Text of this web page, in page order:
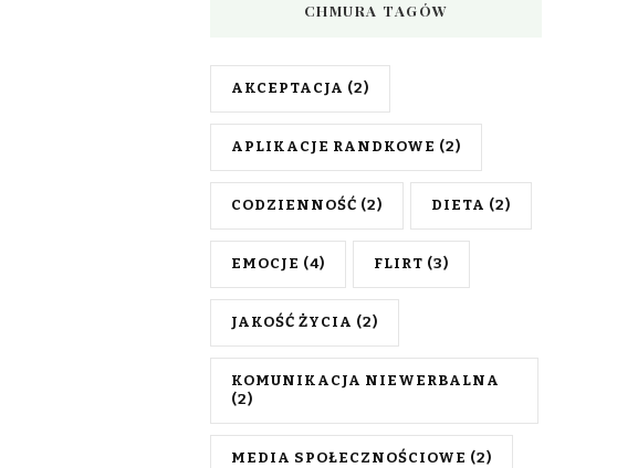
CHMURA TAGÓW
AKCEPTACJA (2)
APLIKACJE RANDKOWE (2)
CODZIENNOŚĆ (2) DIETA (2)
EMOCJE (4) FLIRT (3)
JAKOŚĆ ŻYCIA (2)
KOMUNIKACJA NIEWERBALNA
(2)
MEDIA SPOŁECZNOŚCIOWE (2)